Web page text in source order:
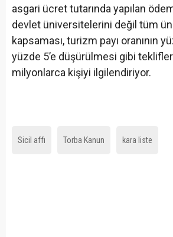
asgari ücret tutarında yapılan
devlet üniversitelerini değil tüm
kapsaması, turizm payı oranının
yüzde 5’e düşürülmesi gibi
milyonlarca kişiyi ilgilendiriyor.
Sicil affı Torba Kanun kara liste